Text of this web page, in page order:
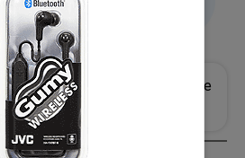
virtalähteet valvontakameroille